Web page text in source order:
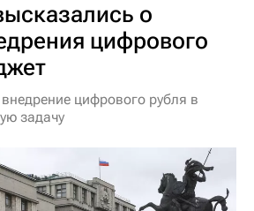
о
цифрового
цифрового рубля в
задачу